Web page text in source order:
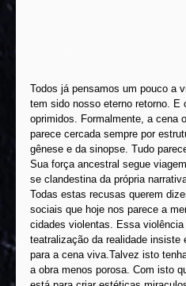
Todos já pensamos um pouco a
tem sido nosso eterno retorno.
oprimidos. Formalmente, a cena
parece cercada sempre por
gênese e da sinopse. Tudo
Sua força ancestral segue
se clandestina da própria
Todas estas recusas querem
sociais que hoje nos parece a
cidades violentas. Essa
teatralização da realidade
para a cena viva.Talvez isto
a obra menos porosa. Com isto